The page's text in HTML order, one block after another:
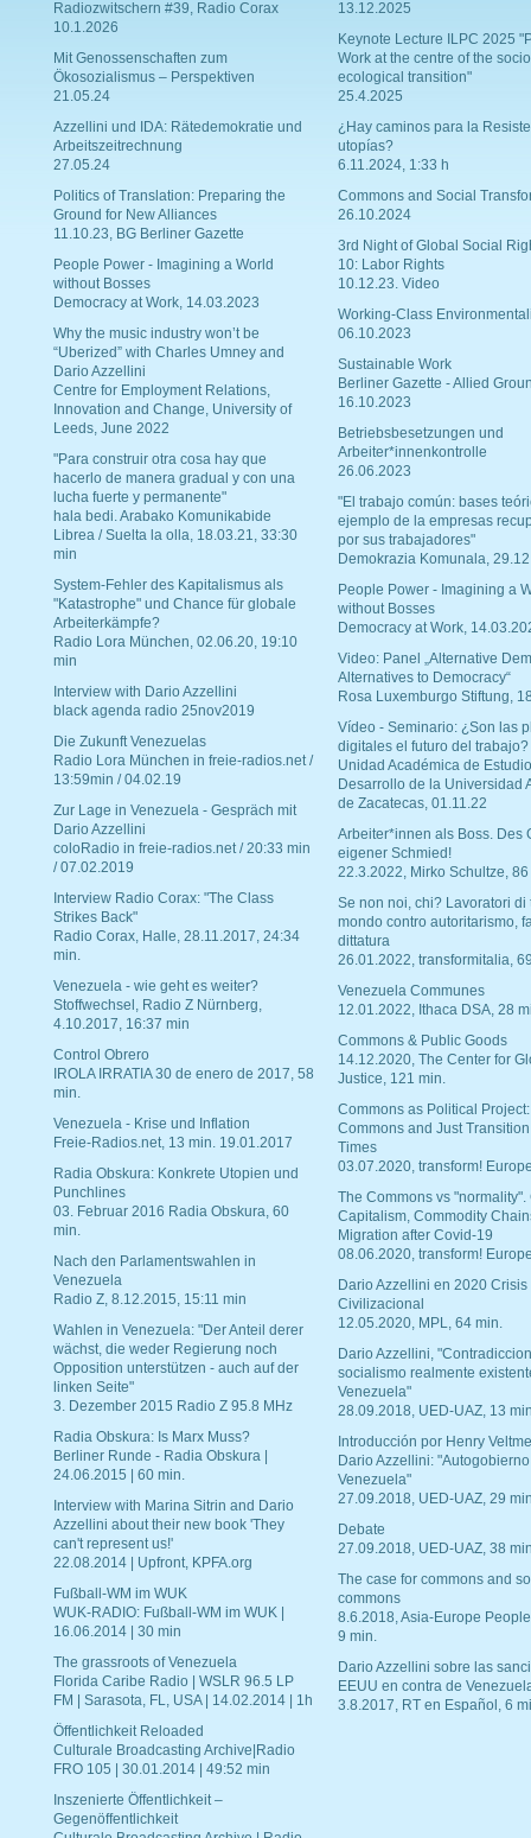
Radiozwitschern #39, Radio Corax
10.1.2026
Mit Genossenschaften zum
Ökosozialismus – Perspektiven
21.05.24
Azzellini und IDA: Rätedemokratie und
Arbeitszeitrechnung
27.05.24
Politics of Translation: Preparing the
Ground for New Alliances
11.10.23, BG Berliner Gazette
People Power - Imagining a World
without Bosses
Democracy at Work, 14.03.2023
Why the music industry won’t be
“Uberized” with Charles Umney and
Dario Azzellini
Centre for Employment Relations,
Innovation and Change, University of
Leeds, June 2022
"Para construir otra cosa hay que
hacerlo de manera gradual y con una
lucha fuerte y permanente"
hala bedi. Arabako Komunikabide
Librea / Suelta la olla, 18.03.21, 33:30
min
System-Fehler des Kapitalismus als
"Katastrophe" und Chance für globale
Arbeiterkämpfe?
Radio Lora München, 02.06.20, 19:10
min
Interview with Dario Azzellini
black agenda radio 25nov2019
Die Zukunft Venezuelas
Radio Lora München in freie-radios.net /
13:59min / 04.02.19
Zur Lage in Venezuela - Gespräch mit
Dario Azzellini
coloRadio in freie-radios.net / 20:33 min
/ 07.02.2019
Interview Radio Corax: "The Class
Strikes Back"
Radio Corax, Halle, 28.11.2017, 24:34
min.
Venezuela - wie geht es weiter?
Stoffwechsel, Radio Z Nürnberg,
4.10.2017, 16:37 min
Control Obrero
IROLA IRRATIA 30 de enero de 2017, 58
min.
Venezuela - Krise und Inflation
Freie-Radios.net, 13 min. 19.01.2017
Radia Obskura: Konkrete Utopien und
Punchlines
03. Februar 2016 Radia Obskura, 60
min.
Nach den Parlamentswahlen in
Venezuela
Radio Z, 8.12.2015, 15:11 min
Wahlen in Venezuela: "Der Anteil derer
wächst, die weder Regierung noch
Opposition unterstützen - auch auf der
linken Seite"
3. Dezember 2015 Radio Z 95.8 MHz
Radia Obskura: Is Marx Muss?
Berliner Runde - Radia Obskura |
24.06.2015 | 60 min.
Interview with Marina Sitrin and Dario
Azzellini about their new book 'They
can't represent us!'
22.08.2014 | Upfront, KPFA.org
Fußball-WM im WUK
WUK-RADIO: Fußball-WM im WUK |
16.06.2014 | 30 min
The grassroots of Venezuela
Florida Caribe Radio | WSLR 96.5 LP
FM | Sarasota, FL, USA | 14.02.2014 | 1h
Öffentlichkeit Reloaded
Culturale Broadcasting Archive|Radio
FRO 105 | 30.01.2014 | 49:52 min
Inszenierte Öffentlichkeit –
Gegenöffentlichkeit
13.12.2025
Keynote Lecture ILPC 2025
Work at the centre of the
ecological transition"
25.4.2025
¿Hay caminos para la
utopías?
6.11.2024, 1:33 h
Commons and Social
26.10.2024
3rd Night of Global Social
10: Labor Rights
10.12.23. Video
Working-Class
06.10.2023
Sustainable Work
Berliner Gazette - Allied
16.10.2023
Betriebsbesetzungen und
Arbeiter*innenkontrolle
26.06.2023
"El trabajo común: bases
ejemplo de la empresas
por sus trabajadores"
Demokrazia Komunala,
People Power - Imagining a
without Bosses
Democracy at Work,
Video: Panel „Alternative
Alternatives to Democracy“
Rosa Luxemburgo Stiftung,
Vídeo - Seminario: ¿Son las
digitales el futuro del trabajo?
Unidad Académica de
Desarrollo de la Universidad
de Zacatecas, 01.11.22
Arbeiter*innen als Boss. Des
eigener Schmied!
22.3.2022, Mirko Schultze, 86
Se non noi, chi? Lavoratori di
mondo contro autoritarismo,
dittatura
26.01.2022, transformitalia,
Venezuela Communes
12.01.2022, Ithaca DSA, 28
Commons & Public Goods
14.12.2020, The Center for
Justice, 121 min.
Commons as Political Project:
Commons and Just
Times
03.07.2020, transform!
The Commons vs "normality".
Capitalism, Commodity
Migration after Covid-19
08.06.2020, transform!
Dario Azzellini en 2020 Crisis
Civilizacional
12.05.2020, MPL, 64 min.
Dario Azzellini,
socialismo realmente
Venezuela"
28.09.2018, UED-UAZ, 13
Introducción por Henry
Dario Azzellini:
Venezuela"
27.09.2018, UED-UAZ, 29
Debate
27.09.2018, UED-UAZ, 38
The case for commons and
commons
8.6.2018, Asia-Europe
9 min.
Dario Azzellini sobre las
EEUU en contra de
3.8.2017, RT en Español, 6